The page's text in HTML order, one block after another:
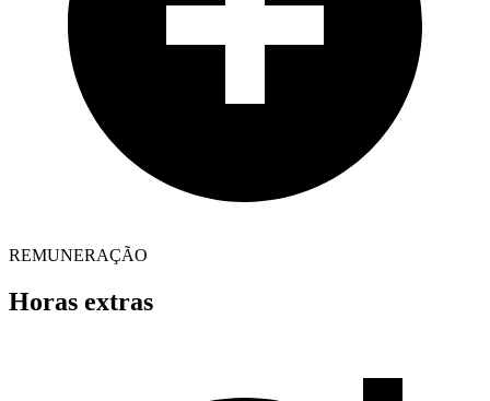
REMUNERAÇÃO
Horas extras